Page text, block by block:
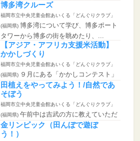
博多湾クルーズ
福岡市立中央児童会館あいくる「どんぐりクラブ」
(福岡県) 博多湾について学び、博多ポート
タワーから博多の街を眺めたり、...
【アジア・アフリカ支援米活動】
かかしづくり
福岡市立中央児童会館あいくる「どんぐりクラブ」
(福岡県) ９月にある「かかしコンテスト」
に向けてみんなで考えたかかしを...
田植えをやってみよう！/自然であ
そぼう
福岡市立中央児童会館あいくる「どんぐりクラブ」
(福岡県) 午前中は吉武の方に教えていただ
きながら田植えをしました。泥の...
金リンピック（田んぼで遊ぼ
う！）